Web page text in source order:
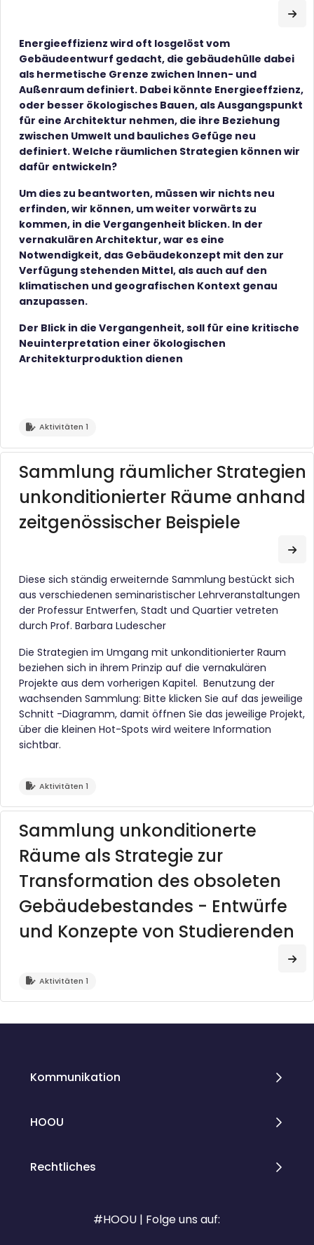
Energieeffizienz wird oft losgelöst vom
Gebäudeentwurf gedacht, die gebäudehülle dabei
als hermetische Grenze zwichen Innen- und
Außenraum definiert. Dabei könnte Energieeffzienz,
oder besser ökologisches Bauen, als Ausgangspunkt
für eine Architektur nehmen, die ihre Beziehung
zwischen Umwelt und bauliches Gefüge neu
definiert. Welche räumlichen Strategien können wir
dafür entwickeln?
Um dies zu beantworten, müssen wir nichts neu
erfinden, wir können, um weiter vorwärts zu
kommen, in die Vergangenheit blicken. In der
vernakulären Architektur, war es eine
Notwendigkeit, das Gebäudekonzept mit den zur
Verfügung stehenden Mittel, als auch auf den
klimatischen und geografischen Kontext genau
anzupassen.
Der Blick in die Vergangenheit, soll für eine kritische
Neuinterpretation einer ökologischen
Architekturproduktion dienen
Aktivitäten 1
Sammlung räumlicher Strategien
unkonditionierter Räume anhand
zeitgenössischer Beispiele
Diese sich ständig erweiternde Sammlung bestückt sich
aus verschiedenen seminaristischer Lehrveranstaltungen
der Professur Entwerfen, Stadt und Quartier vetreten
durch Prof. Barbara Ludescher
Die Strategien im Umgang mit unkonditionierter Raum
beziehen sich in ihrem Prinzip auf die vernakulären
Projekte aus dem vorherigen Kapitel. Benutzung der
wachsenden Sammlung: Bitte klicken Sie auf das jeweilige
Schnitt -Diagramm, damit öffnen Sie das jeweilige Projekt,
über die kleinen Hot-Spots wird weitere Information
sichtbar.
Aktivitäten 1
Sammlung unkonditionerte
Räume als Strategie zur
Transformation des obsoleten
Gebäudebestandes - Entwürfe
und Konzepte von Studierenden
Aktivitäten 1
Kommunikation
HOOU
Rechtliches
#HOOU | Folge uns auf: